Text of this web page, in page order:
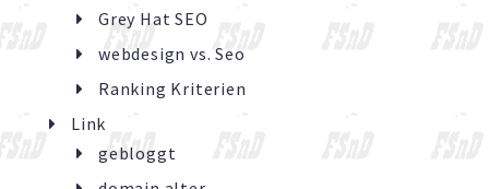
Grey Hat SEO
webdesign vs. Seo
Ranking Kriterien
Link
gebloggt